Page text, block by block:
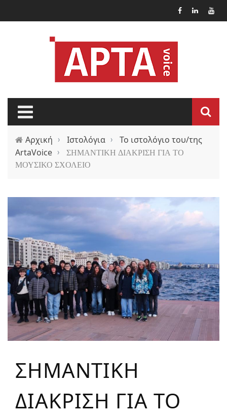
Αρχική › Ιστολόγια ›
Το ιστολόγιο του/της
ArtaVoice ›
ΣΗΜΑΝΤΙΚΗ ΔΙΑΚΡΙΣΗ ΓΙΑ ΤΟ
ΜΟΥΣΙΚΟ ΣΧΟΛΕΙΟ
ΣΗΜΑΝΤΙΚΗ
ΔΙΑΚΡΙΣΗ ΓΙΑ ΤΟ